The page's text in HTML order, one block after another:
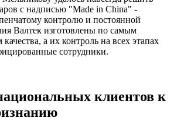
с надписью "Made in China" -
контролю и постоянной
Валтек изготовлены по самым
а их контроль на всех этапах
сотрудники.
клиентов к